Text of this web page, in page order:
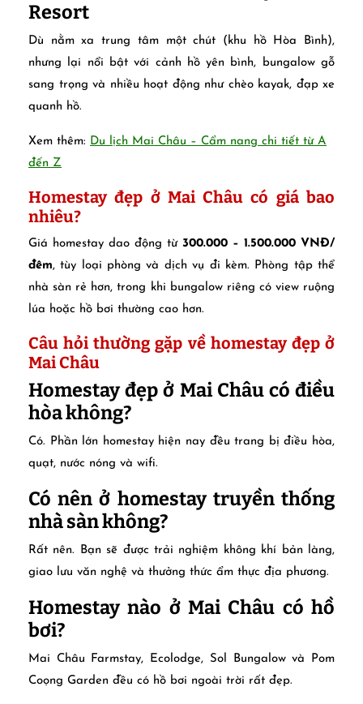
Resort
Dù nằm xa trung tâm một chút (khu hồ Hòa Bình),
nhưng lại nổi bật với cảnh hồ yên bình, bungalow gỗ
sang trọng và nhiều hoạt động như chèo kayak, đạp xe
quanh hồ.
Xem thêm: Du lịch Mai Châu – Cẩm nang chi tiết từ A
đến Z
Homestay đẹp ở Mai Châu có giá bao
nhiêu?
Giá homestay dao động từ 300.000 – 1.500.000 VNĐ/
đêm, tùy loại phòng và dịch vụ đi kèm. Phòng tập thể
nhà sàn rẻ hơn, trong khi bungalow riêng có view ruộng
lúa hoặc hồ bơi thường cao hơn.
Câu hỏi thường gặp về homestay đẹp ở
Mai Châu
Homestay đẹp ở Mai Châu có điều
hòa không?
Có. Phần lớn homestay hiện nay đều trang bị điều hòa,
quạt, nước nóng và wifi.
Có nên ở homestay truyền thống
nhà sàn không?
Rất nên. Bạn sẽ được trải nghiệm không khí bản làng,
giao lưu văn nghệ và thưởng thức ẩm thực địa phương.
Homestay nào ở Mai Châu có hồ
bơi?
Mai Châu Farmstay, Ecolodge, Sol Bungalow và Pom
Coọng Garden đều có hồ bơi ngoài trời rất đẹp.